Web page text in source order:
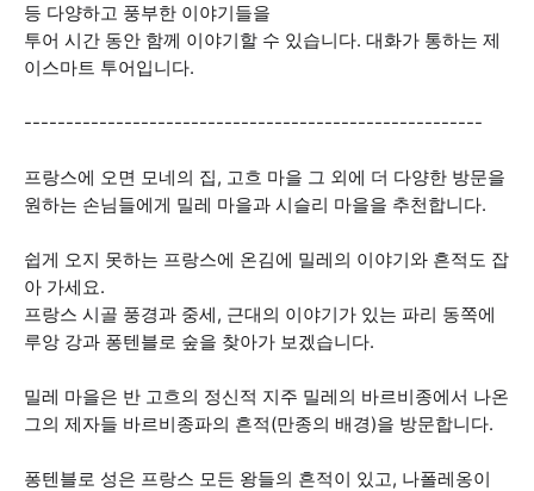
등 다양하고 풍부한 이야기들을
투어 시간 동안 함께 이야기할 수 있습니다. 대화가 통하는 제
이스마트 투어입니다.
-------------------------------------------------------
프랑스에 오면 모네의 집, 고흐 마을 그 외에 더 다양한 방문을
원하는 손님들에게 밀레 마을과 시슬리 마을을 추천합니다.
쉽게 오지 못하는 프랑스에 온김에 밀레의 이야기와 흔적도 잡
아 가세요.
프랑스 시골 풍경과 중세, 근대의 이야기가 있는 파리 동쪽에
루앙 강과 퐁텐블로 숲을 찾아가 보겠습니다.
밀레 마을은 반 고흐의 정신적 지주 밀레의 바르비종에서 나온
그의 제자들 바르비종파의 흔적(만종의 배경)을 방문합니다.
퐁텐블로 성은 프랑스 모든 왕들의 흔적이 있고, 나폴레옹이